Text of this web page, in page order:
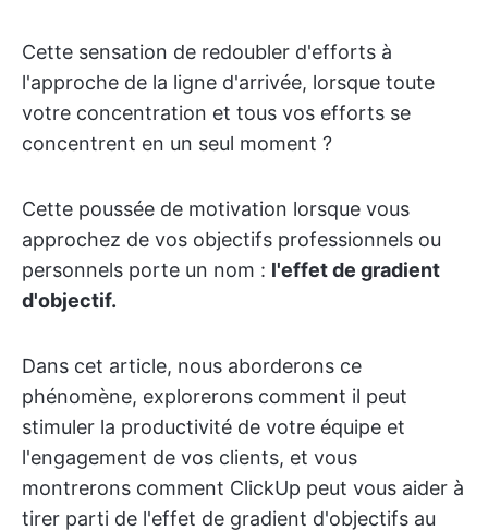
Cette sensation de redoubler d'efforts à
l'approche de la ligne d'arrivée, lorsque toute
votre concentration et tous vos efforts se
concentrent en un seul moment ?
Cette poussée de motivation lorsque vous
approchez de vos objectifs professionnels ou
personnels porte un nom : l'effet de gradient
d'objectif.
Dans cet article, nous aborderons ce
phénomène, explorerons comment il peut
stimuler la productivité de votre équipe et
l'engagement de vos clients, et vous
montrerons comment ClickUp peut vous aider à
tirer parti de l'effet de gradient d'objectifs au